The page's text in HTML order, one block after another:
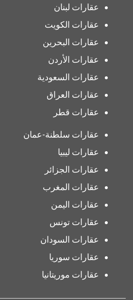
عقارات لبنان
عقارات الكويت
عقارات البحرين
عقارات الأردن
عقارات السعودية
عقارات العراق
عقارات قطر
عقارات سلطنة-عمان
عقارات ليبيا
عقارات الجزائر
عقارات المغرب
عقارات اليمن
عقارات تونس
عقارات السودان
عقارات سوريا
عقارات موريتانيا